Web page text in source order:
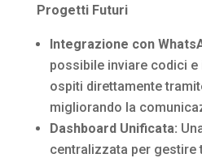
Progetti Futuri
Integrazione con
possibile inviare codici
ospiti direttamente
migliorando la
Dashboard Unificata:
centralizzata per gestire